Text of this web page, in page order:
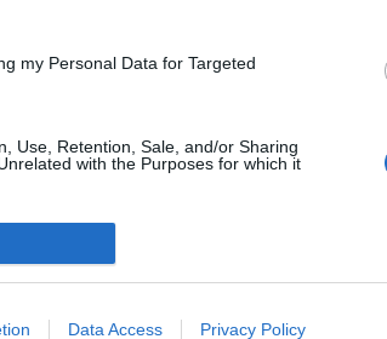
my Personal Data for Targeted
Use, Retention, Sale, and/or Sharing
with the Purposes for which it
Data Access Privacy Policy